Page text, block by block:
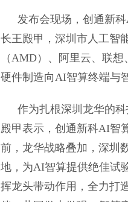
发布会现场，创通新
长王殿甲，深圳市人工智
（AMD）、阿里云、联
硬件制造向AI智算终端与
作为扎根深圳龙华的
殿甲表示，创通新科AI智
前，龙华战略叠加，深圳
地，为AI智算提供绝佳试
挥龙头带动作用，全力打